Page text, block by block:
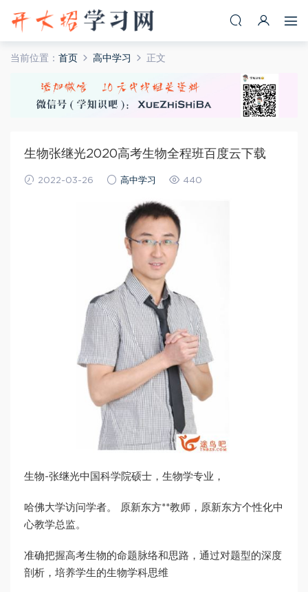
当前位置： 首页 高中学习 正文
生物张继光2020高考生物全程班百度云下载
2022-03-26 高中学习 440
生物-张继光中国科学院硕士，生物学专业，
哈佛大学访问学者。 原新东方**教师，原新东方个性化中
心教学总监。
准确把握高考生物的命题脉络和思路，通过对题型的深度
剖析，培养学生的生物学科思维